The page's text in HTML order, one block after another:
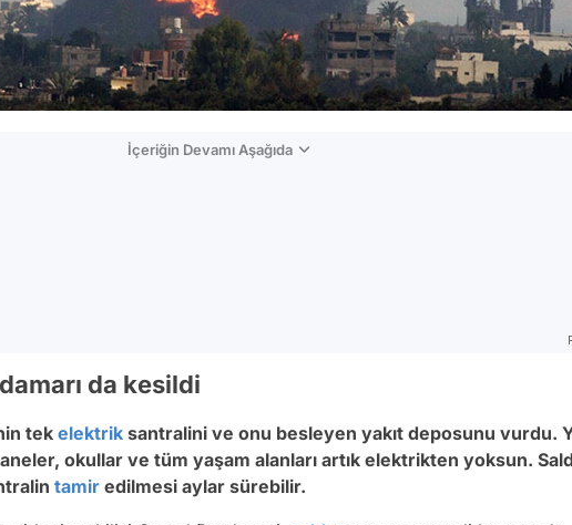
İçeriğin Devamı Aşağıda
da kesildi
tek elektrik santralini ve onu besleyen yakıt deposunu vurdu.
okullar ve tüm yaşam alanları artık elektrikten yoksun.
tamir edilmesi aylar sürebilir.